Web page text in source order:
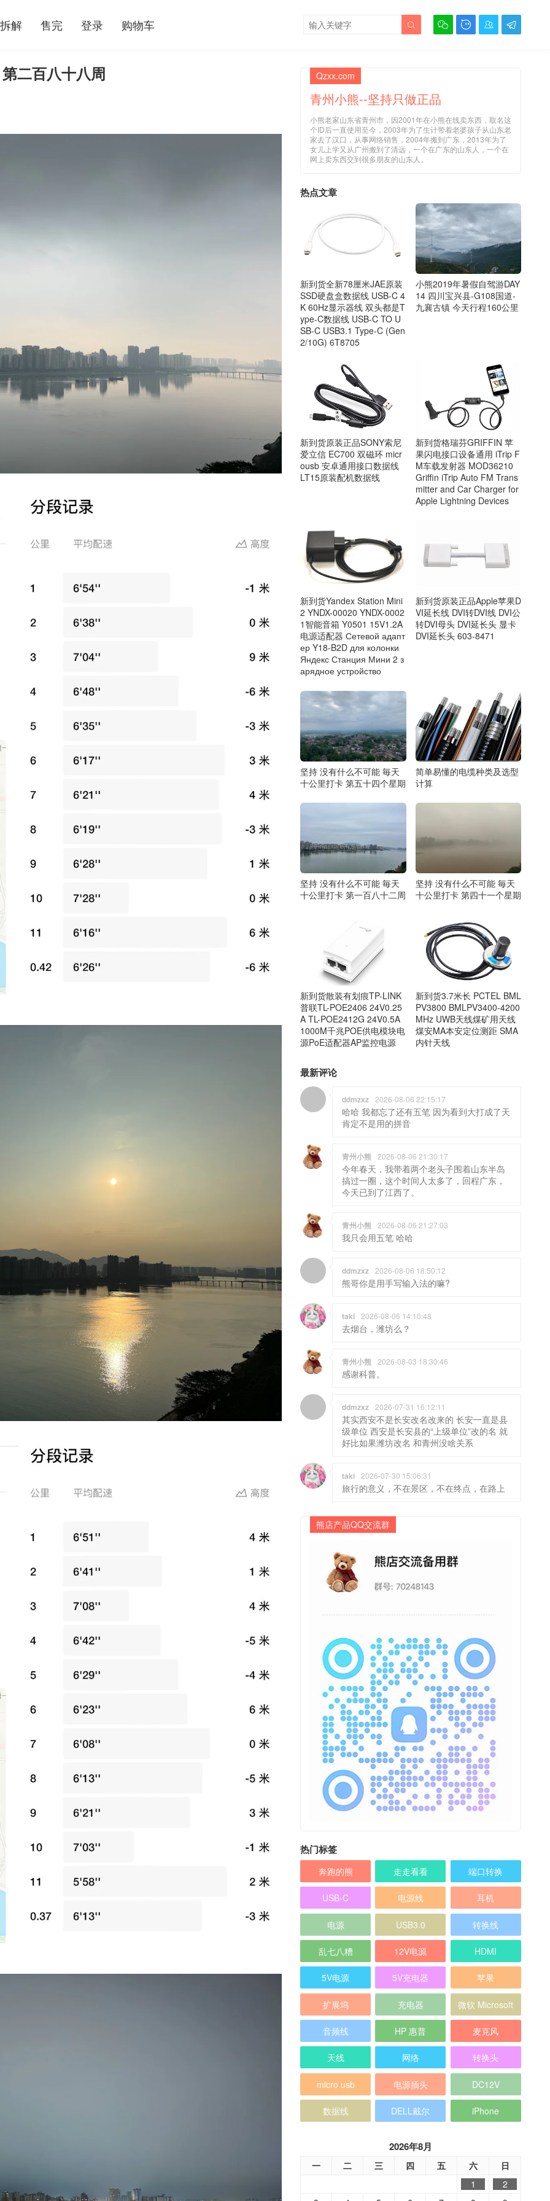
拆解 售完 登录 购物车    

二百八十八周 Qzxx.com
青州小熊--坚持只做正品
小熊老家山东省青州市，因2001年在小熊在线卖东西，取名这
个ID后一直使用至今，2003年为了生计带着老婆孩子从山东老
家去了汉口，从事网络销售，2004年搬到广东，2013年为了
女儿上学又从广州搬到了清远，一个在广东的山东人，一个在
网上卖东西交到很多朋友的山东人。
热点文章
新到货全新78厘米JAE原装
SSD硬盘盒数据线 USB-C 4
K 60Hz显示器线 双头都是T
ype-C数据线 USB-C TO U
SB-C USB3.1 Type-C (Gen
2/10G) 6T8705
小熊2019年暑假自驾游DAY
14 四川宝兴县-G108国道-
九襄古镇 今天行程160公里
新到货原装正品SONY索尼
爱立信 EC700 双磁环 micr
ousb 安卓通用接口数据线
LT15原装配机数据线
新到货格瑞芬GRIFFIN 苹
果闪电接口设备通用 iTrip F
M车载发射器 MOD36210
Griffin iTrip Auto FM Trans
mitter and Car Charger for
Apple Lightning Devices
新到货Yandex Station Mini
2 YNDX-00020 YNDX-0002
1智能音箱 Y0501 15V1.2A
电源适配器 Сетевой адапт
ер Y18-B2D для колонки
Яндекс Станция Мини 2 з
арядное устройство
新到货原装正品Apple苹果D
VI延长线 DVI转DVI线 DVI公
转DVI母头 DVI延长头 显卡
DVI延长头 603-8471
坚持 没有什么不可能 毎天
十公里打卡 第五十四个星期
简单易懂的电缆种类及选型
计算
坚持 没有什么不可能 毎天
十公里打卡 第一百八十二周
坚持 没有什么不可能 毎天
十公里打卡 第四十一个星期
新到货散装有划痕TP-LINK
普联TL-POE2406 24V0.25
A TL-POE2412G 24V0.5A
1000M千兆POE供电模块电
源PoE适配器AP监控电源
新到货3.7米长 PCTEL BML
PV3800 BMLPV3400-4200
MHz UWB天线煤矿用天线
煤安MA本安定位测距 SMA
内针天线
最新评论
ddmzxz 2026-08-06 22:15:17
哈哈 我都忘了还有五笔 因为看到大打成了天
肯定不是用的拼音
青州小熊 2026-08-06 21:30:17
今年春天，我带着两个老头子围着山东半岛
搞过一圈，这个时间人太多了，回程广东，
今天已到了江西了。
青州小熊 2026-08-06 21:27:03
我只会用五笔 哈哈
ddmzxz 2026-08-06 18:50:12
熊哥你是用手写输入法的嘛?
taki 2026-08-06 14:10:48
去烟台，潍坊么？
青州小熊 2026-08-03 18:30:46
感谢科普。
ddmzxz 2026-07-31 16:12:11
其实西安不是长安改名改来的 长安一直是县
级单位 西安是长安县的“上级单位”改的名 就
好比如果潍坊改名 和青州没啥关系
taki 2026-07-30 15:06:31
旅行的意义，不在景区，不在终点，在路上
熊店产品QQ交流群
热门标签
奔跑的熊 走走看看 端口转换
USB-C 电源线 耳机
电源 USB3.0 转换线
乱七八糟 12V电源 HDMI
5V电源 5V充电器 苹果
扩展坞 充电器 微软 Microsoft
音频线 HP 惠普 麦克风
天线 网络 转换头
micro usb 电源插头 DC12V
数据线 DELL戴尔 iPhone
2026年8月
一 二 三 四 五 六
日
1
2